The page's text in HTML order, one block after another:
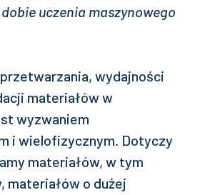
uczenia maszynowego
wydajności
materiałów w
wyzwaniem
i wielofizycznym. Dotyczy
materiałów, w tym
materiałów o dużej